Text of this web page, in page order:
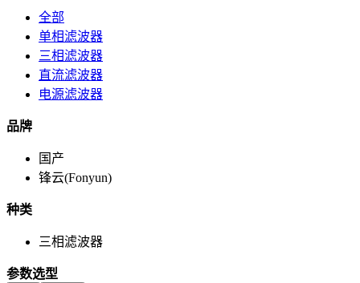
全部
单相滤波器
三相滤波器
直流滤波器
电源滤波器
品牌
国产
锋云(Fonyun)
种类
三相滤波器
参数选型